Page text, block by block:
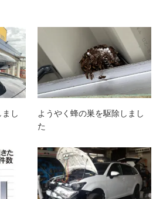
し
ようやく蜂の巣を駆除しまし
た